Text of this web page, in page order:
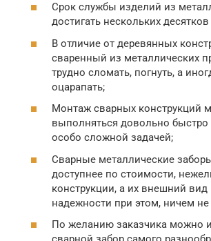
Срок службы изделий из
достигать нескольких
В отличие от деревянных
сваренный из металлических
трудно сломать, погнуть, а
оцарапать;
Монтаж сварных конструкций
выполняться довольно быстро
особо сложной задачей;
Сварные металлические
доступнее по стоимости,
конструкции, а их внешний вид
надежности при этом, ничем не
По желанию заказчика можно